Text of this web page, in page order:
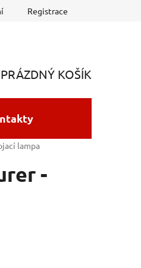
Registrace
PRÁZDNÝ KOŠÍK
lampa
-